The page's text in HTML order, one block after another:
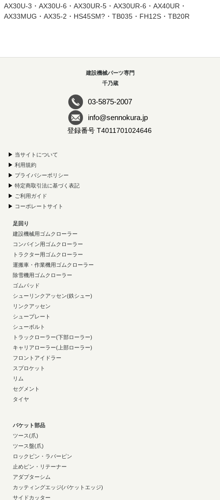
AX30U-3・AX30U-6・AX30UR-5・AX30UR-6・AX40UR・
AX33MUG・AX35-2・HS45SM?・TB035・FH12S・TB20R
建設機械パーツ専門
千乃蔵
03-5875-2007
info@sennokura.jp
登録番号 T4011701024646
▶ 当サイトについて
▶ 利用規約
▶ プライバシーポリシー
▶ 特定商取引法に基づく表記
▶ ご利用ガイド
▶ コーポレートサイト
足回り
建設機械用ゴムクローラー
コンバイン用ゴムクローラー
トラクター用ゴムクローラー
運搬車・作業機用ゴムクローラー
除雪機用ゴムクローラー
ゴムパッド
シューリンクアッセン(鉄シュー)
リンクアッセン
シュープレート
シューボルト
トラックローラー(下部ローラー)
キャリアローラー(上部ローラー)
フロントアイドラー
スプロケット
リム
セグメント
タイヤ
バケット部品
ツース(爪)
ツース盤(爪)
ロックピン・ラバーピン
止めピン・リテーナー
アダプターシム
カッティングエッジ(バケットエッジ)
サイドカッター